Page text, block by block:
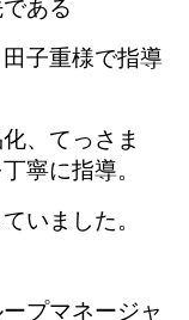
ある
子重様で指導
、てっさま
寧に指導。
いました。
プマネージャ